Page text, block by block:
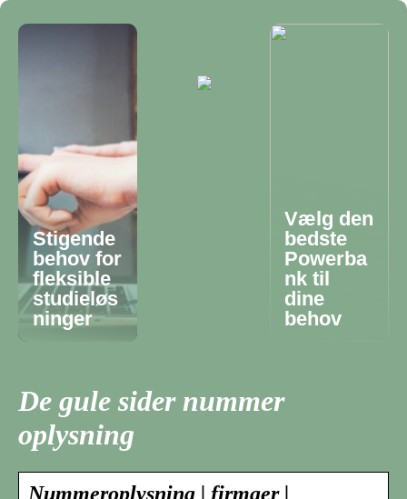
Stigende
behov for
fleksible
studieløs
ninger
Vælg den
bedste
Powerba
nk til
dine
behov
De gule sider nummer
oplysning
Nummeroplysning | firmaer |